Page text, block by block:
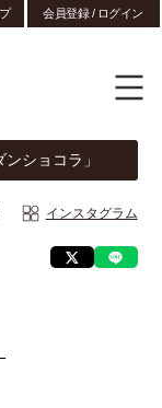
会員登録 / ログイン
ショコラ」
インスタグラム